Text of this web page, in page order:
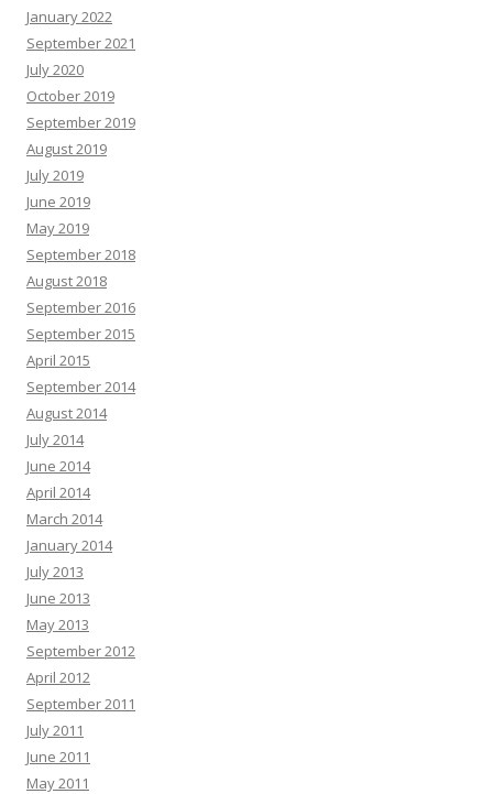
January 2022
September 2021
July 2020
October 2019
September 2019
August 2019
July 2019
June 2019
May 2019
September 2018
August 2018
September 2016
September 2015
April 2015
September 2014
August 2014
July 2014
June 2014
April 2014
March 2014
January 2014
July 2013
June 2013
May 2013
September 2012
April 2012
September 2011
July 2011
June 2011
May 2011